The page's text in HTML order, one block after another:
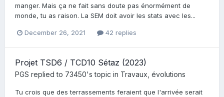
manger. Mais ça ne fait sans doute pas énormément de
monde, tu as raison. La SEM doit avoir les stats avec les...
December 26, 2021 42 replies
Projet TSD6 / TCD10 Sétaz (2023)
PGS replied to 73450's topic in Travaux, évolutions
Tu crois que des terrassements feraient que l'arrivée serait